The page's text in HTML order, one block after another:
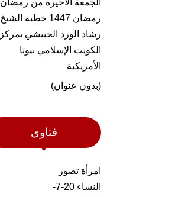
رمضان 1447 خطبة الشيخ
رشاد الورد الحبيشي بمركز
الكويت الإسلامي بيوتا
الأمريكية
(بدون عنوان)
فتاوى
امرأة تصور
النساء 20-7-